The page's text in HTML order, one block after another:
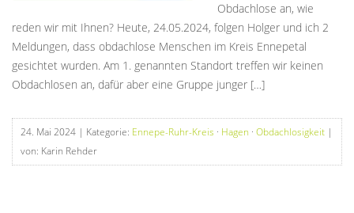
Obdachlose an, wie
reden wir mit Ihnen? Heute, 24.05.2024, folgen Holger und ich 2
Meldungen, dass obdachlose Menschen im Kreis Ennepetal
gesichtet wurden. Am 1. genannten Standort treffen wir keinen
Obdachlosen an, dafür aber eine Gruppe junger […]
24. Mai 2024 | Kategorie: Ennepe-Ruhr-Kreis · Hagen · Obdachlosigkeit |
von: Karin Rehder